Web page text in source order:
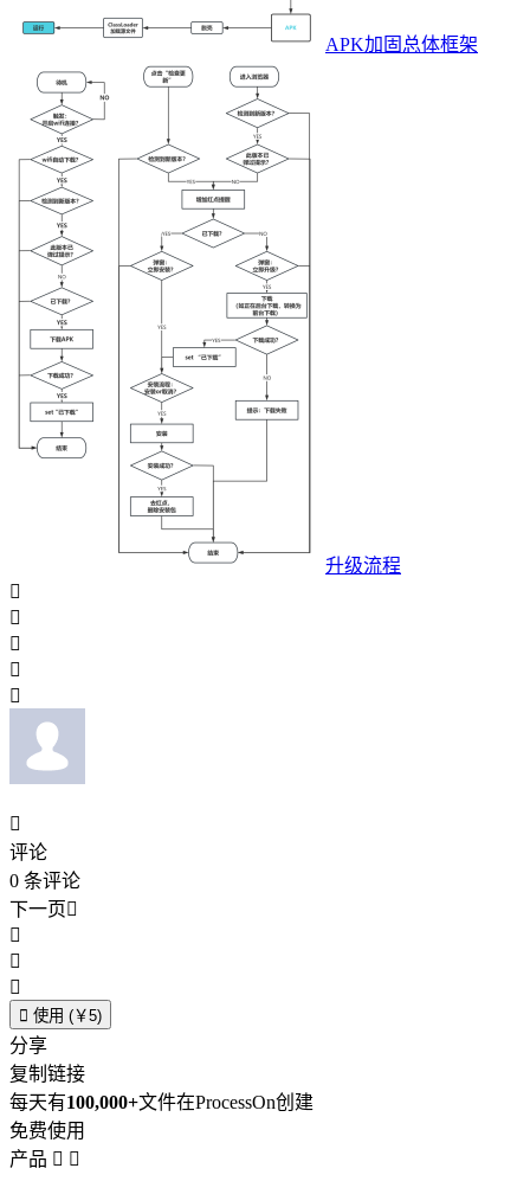
APK加固总体框架
升级流程






评论
0 条评论
下一页



 使用 (￥5)
分享
复制链接
每天有100,000+文件在ProcessOn创建
免费使用
产品  